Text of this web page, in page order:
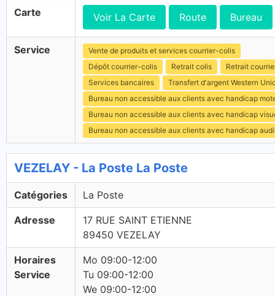
Carte Voir La Carte Route Bureau
Service
Vente de produits et services courrier-colis
Dépôt courrier-colis
Retrait colis
Retrait
Services bancaires
Transfert d'argent Western
Bureau non accessible aux clients avec handicap
Bureau non accessible aux clients avec handicap
Bureau non accessible aux clients avec handicap
VEZELAY - La Poste La Poste
Catégories La Poste
Adresse
17 RUE SAINT ETIENNE
89450 VEZELAY
Horaires
Service
Mo 09:00-12:00
Tu 09:00-12:00
We 09:00-12:00